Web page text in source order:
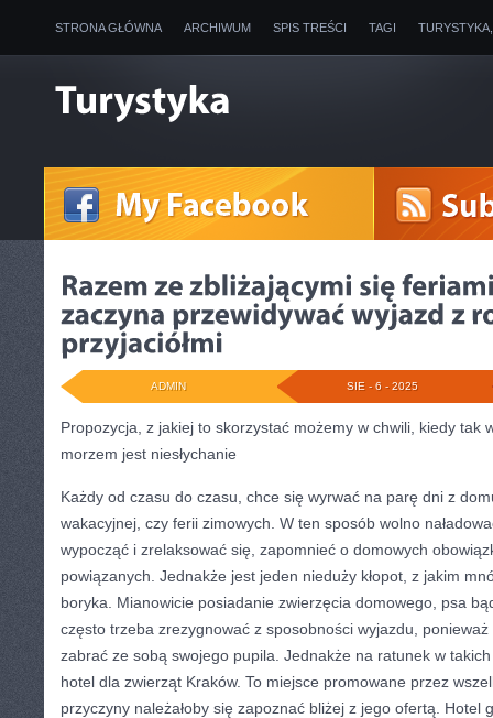
STRONA GŁÓWNA ARCHIWUM SPIS TREŚCI TAGI
SIE - 6 - 2025
ADMIN
Propozycja, z jakiej to skorzystać możemy w chwili, kiedy tak
morzem jest niesłychanie
Każdy od czasu do czasu, chce się wyrwać na parę dni z
wakacyjnej, czy ferii zimowych. W ten sposób wolno
wypocząć i zrelaksować się, zapomnieć o domowych
powiązanych. Jednakże jest jeden nieduży kłopot, z jakim
boryka. Mianowicie posiadanie zwierzęcia domowego, psa
często trzeba zrezygnować z sposobności wyjazdu,
zabrać ze sobą swojego pupila. Jednakże na ratunek w
hotel dla zwierząt Kraków. To miejsce promowane przez
przyczyny należałoby się zapoznać bliżej z jego ofertą. Hotel